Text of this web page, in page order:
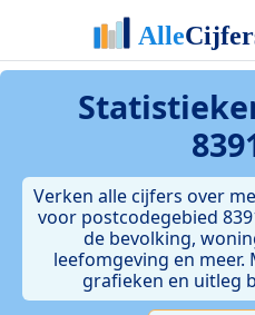
Verken alle cijfers over
voor postcodegebied
de bevolking,
leefomgeving en
grafieken en uitleg